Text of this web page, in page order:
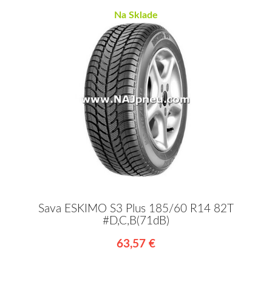
Na Sklade
Sava ESKIMO S3 Plus 185/60 R14 82T
#D,C,B(71dB)
63,57 €